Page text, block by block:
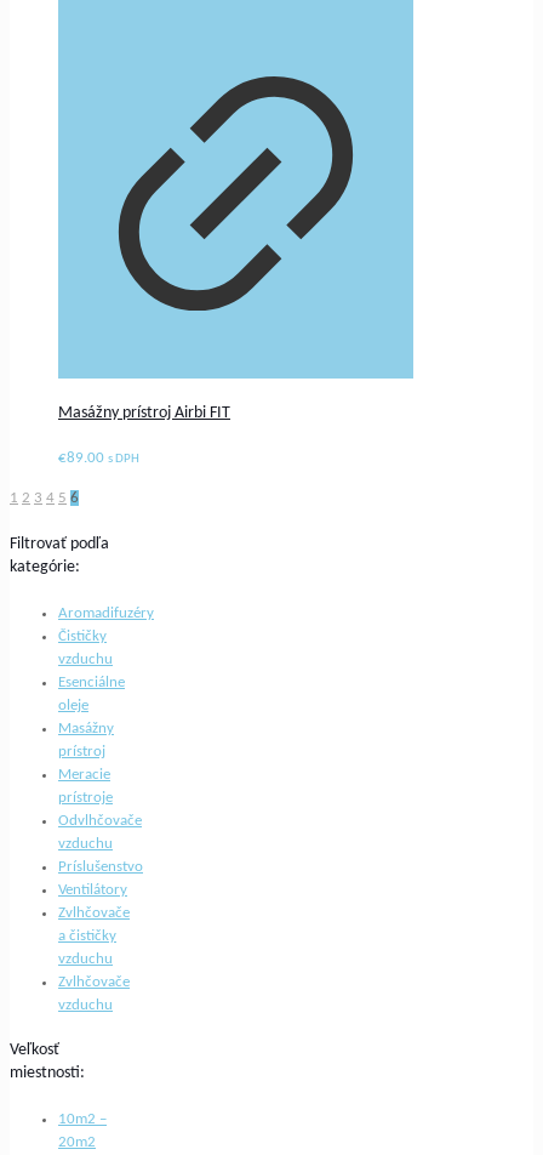
Masážny prístroj Airbi FIT
€89.00 s DPH
1 2 3 4 5 6
Filtrovať podľa
kategórie:
Aromadifuzéry
Čističky
vzduchu
Esenciálne
oleje
Masážny
prístroj
Meracie
prístroje
Odvlhčovače
vzduchu
Príslušenstvo
Ventilátory
Zvlhčovače
a čističky
vzduchu
Zvlhčovače
vzduchu
Veľkosť
miestnosti:
10m2 –
20m2